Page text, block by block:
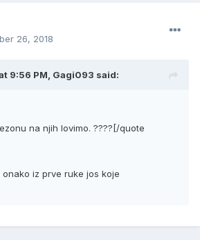
26, 2018
9:56 PM, Gagi093 said:
na njih lovimo. ????[/quote
iz prve ruke jos koje